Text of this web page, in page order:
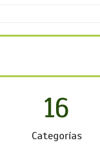
16
Categorías